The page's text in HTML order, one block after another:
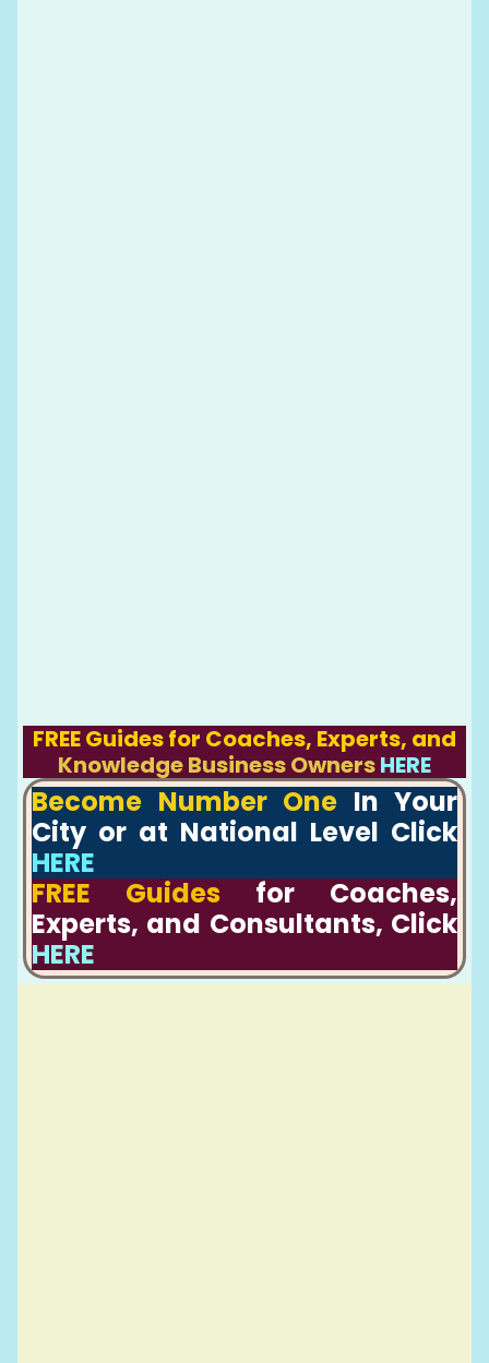
FREE Guides for Coaches, Experts, and
Knowledge Business OwnersHERE
Become Number One In Your
City or at National Level Click
HERE
FREE Guides for Coaches,
Experts, and Consultants, Click
HERE